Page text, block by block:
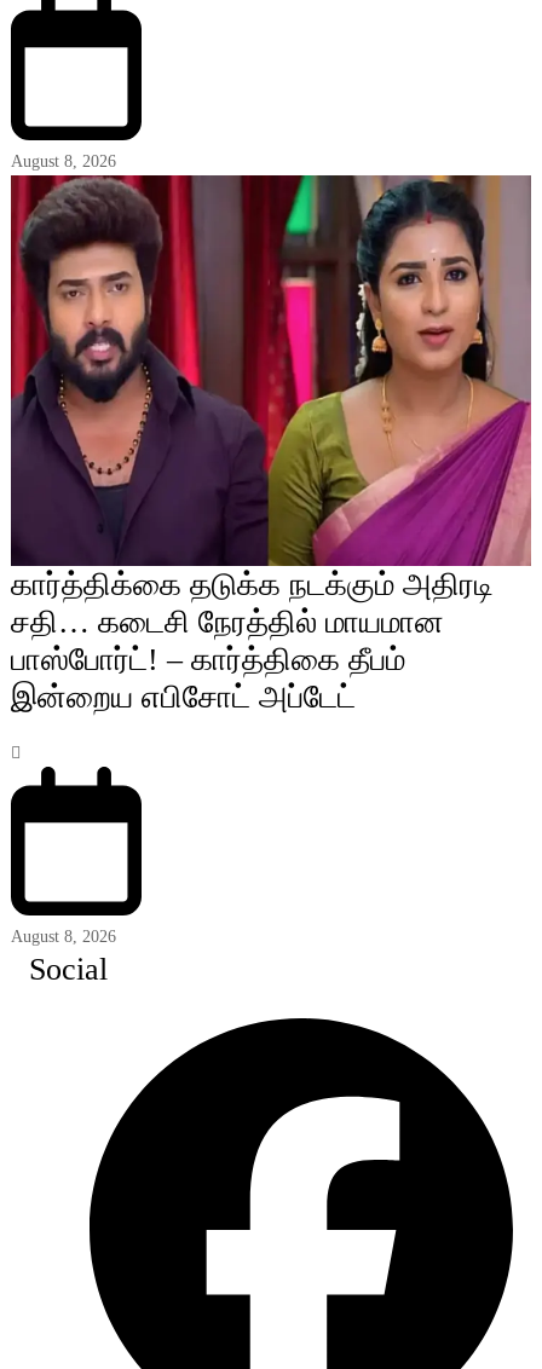
August 8, 2026
கார்த்திக்கை தடுக்க நடக்கும் அதிரடி
சதி… கடைசி நேரத்தில் மாயமான
பாஸ்போர்ட்! – கார்த்திகை தீபம்
இன்றைய எபிசோட் அப்டேட்
August 8, 2026
Social